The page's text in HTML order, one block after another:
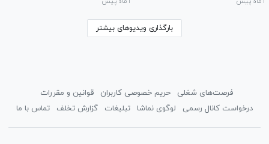
بارگذاری ویدیوهای بیشتر
فرصت‌های شغلی حریم خصوصی کاربران
قوانین و مقررات
درخواست کانال رسمی
لوگوی نماشا تبلیغات گزارش تخلف تماس با ما